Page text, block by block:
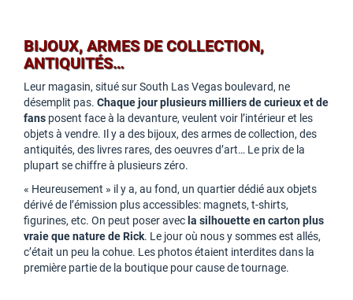
BIJOUX, ARMES DE COLLECTION,
ANTIQUITÉS…
Leur magasin, situé sur South Las Vegas boulevard, ne
désemplit pas. Chaque jour plusieurs milliers de curieux et de
fans posent face à la devanture, veulent voir l’intérieur et les
objets à vendre. Il y a des bijoux, des armes de collection, des
antiquités, des livres rares, des oeuvres d’art… Le prix de la
plupart se chiffre à plusieurs zéro.
« Heureusement » il y a, au fond, un quartier dédié aux objets
dérivé de l’émission plus accessibles: magnets, t-shirts,
figurines, etc. On peut poser avec la silhouette en carton plus
vraie que nature de Rick. Le jour où nous y sommes est allés,
c’était un peu la cohue. Les photos étaient interdites dans la
première partie de la boutique pour cause de tournage.